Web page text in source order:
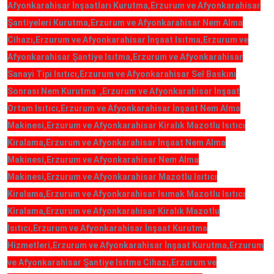
Afyonkarahisar İnşaatları Kurutma,Erzurum ve Afyonkarahisar
Şantiyeleri Kurutma,Erzurum ve Afyonkarahisar Nem Alma
Cihazı,Erzurum ve Afyonkarahisar İnşaat Isıtma,Erzurum ve
Afyonkarahisar Şantiye Isıtma,Erzurum ve Afyonkarahisar
Sanayi Tipi Isıtıcı,Erzurum ve Afyonkarahisar Sel Baskını
Sonrası Nem Kurutma ,Erzurum ve Afyonkarahisar İnşaat
Ortam Isıtıcı,Erzurum ve Afyonkarahisar İnşaat Nem Alma
Makinesi,Erzurum ve Afyonkarahisar Kiralık Mazotlu Isıtıcı
Kiralama,Erzurum ve Afyonkarahisar İnşaat Nem Alma
Makinesi,Erzurum ve Afyonkarahisar Nem Alma
Makinesi,Erzurum ve Afyonkarahisar Mazotlu Isıtıcı
Kiralama,Erzurum ve Afyonkarahisar Isımak Mazotlu Isıtıcı
Kiralama,Erzurum ve Afyonkarahisar Kiralık Mazotlu
Isıtıcı,Erzurum ve Afyonkarahisar İnşaat Kurutma
Hizmetleri,Erzurum ve Afyonkarahisar İnşaat Kurutma,Erzurum
ve Afyonkarahisar Şantiye Isıtma Cihazı,Erzurum ve